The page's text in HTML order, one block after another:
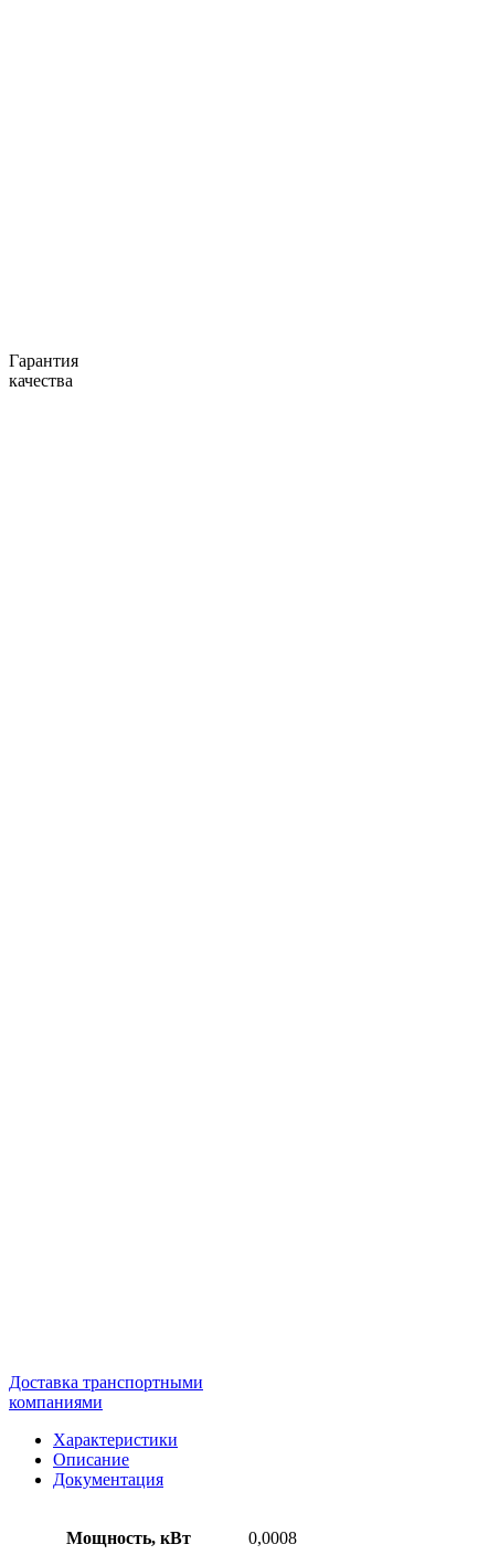
Гарантия
качества
Доставка транспортными
компаниями
Характеристики
Описание
Документация
Мощность, кВт 0,0008